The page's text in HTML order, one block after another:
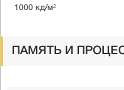
1000 кд/ м²
ПАМЯТЬ И